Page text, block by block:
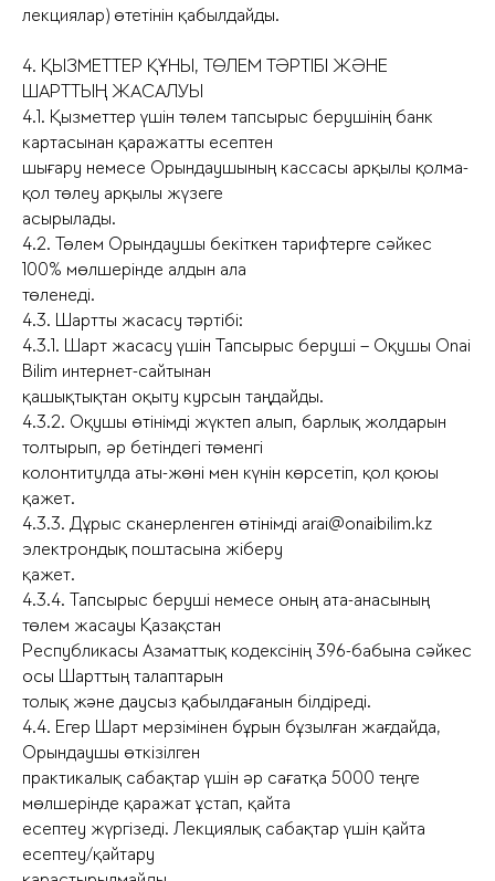
лекциялар) өтетінін қабылдайды.
4. ҚЫЗМЕТТЕР ҚҰНЫ, ТӨЛЕМ ТӘРТІБІ ЖӘНЕ
ШАРТТЫҢ ЖАСАЛУЫ
4.1. Қызметтер үшін төлем тапсырыс берушінің банк
картасынан қаражатты есептен
шығару немесе Орындаушының кассасы арқылы қолма-
қол төлеу арқылы жүзеге
асырылады.
4.2. Төлем Орындаушы бекіткен тарифтерге сәйкес
100% мөлшерінде алдын ала
төленеді.
4.3. Шартты жасасу тәртібі:
4.3.1. Шарт жасасу үшін Тапсырыс беруші – Оқушы Onai
Bilim интернет-сайтынан
қашықтықтан оқыту курсын таңдайды.
4.3.2. Оқушы өтінімді жүктеп алып, барлық жолдарын
толтырып, әр бетіндегі төменгі
колонтитулда аты-жөні мен күнін көрсетіп, қол қоюы
қажет.
4.3.3. Дұрыс сканерленген өтінімді arai@onaibilim.kz
электрондық поштасына жіберу
қажет.
4.3.4. Тапсырыс беруші немесе оның ата-анасының
төлем жасауы Қазақстан
Республикасы Азаматтық кодексінің 396-бабына сәйкес
осы Шарттың талаптарын
толық және даусыз қабылдағанын білдіреді.
4.4. Егер Шарт мерзімінен бұрын бұзылған жағдайда,
Орындаушы өткізілген
практикалық сабақтар үшін әр сағатқа 5000 теңге
мөлшерінде қаражат ұстап, қайта
есептеу жүргізеді. Лекциялық сабақтар үшін қайта
есептеу/қайтару